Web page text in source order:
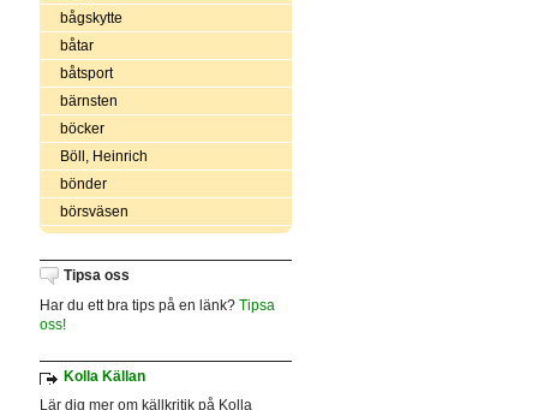
bågskytte
båtar
båtsport
bärnsten
böcker
Böll, Heinrich
bönder
börsväsen
Tipsa oss
Har du ett bra tips på en länk? Tipsa
oss!
Kolla Källan
Lär dig mer om källkritik på Kolla